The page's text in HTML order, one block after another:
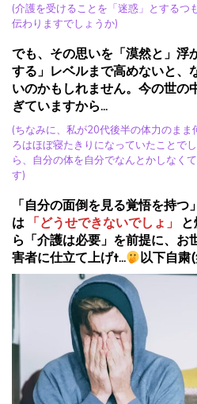
(介護を受けることを「迷惑」とするつ
伝わりますでしょうか)
でも、その思いを「漠然と」浮
する」レベルまで高めないと、
いのかもしれません。今の世の
ぎていますから…
(ちなみに、私が20代後半の体力のま
ろはほぼ寝たきりになっていたことで
ら、自分の体を自分でなんとかしなく
す)
「自分の面倒を見る覚悟を持
は
「どうせできないでしょ」
ら「介護は必要」を前提に、お
害者に仕立て上げt…
以下自粛